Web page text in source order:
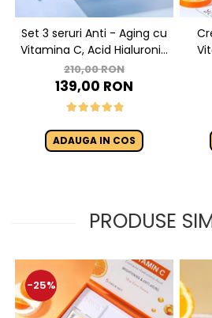
Set 3 seruri Anti - Aging cu
Vitamina C, Acid Hialuronic
si Retinol - Dr. Rashel Facial
Serum pack
210,00 RON
139,00 RON
ADAUGA IN COS
PRODUSE
-25%